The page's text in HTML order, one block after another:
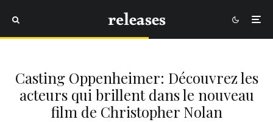
Casting Oppenheimer: Découvrez les
acteurs qui brillent dans le nouveau
film de Christopher Nolan